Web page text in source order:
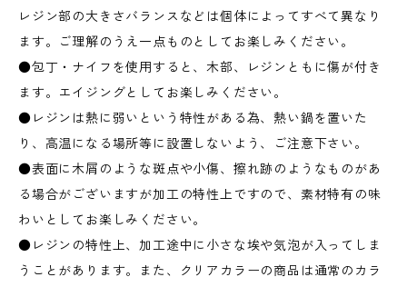
レジン部の大きさバランスなどは個体によってすべて異なり
ます。ご理解のうえ一点ものとしてお楽しみください。
●包丁・ナイフを使用すると、木部、レジンともに傷が付き
ます。エイジングとしてお楽しみください。
●レジンは熱に弱いという特性がある為、熱い鍋を置いた
り、高温になる場所等に設置しないよう、ご注意下さい。
●表面に木屑のような斑点や小傷、擦れ跡のようなものがあ
る場合がございますが加工の特性上ですので、素材特有の味
わいとしてお楽しみください。
●レジンの特性上、加工途中に小さな埃や気泡が入ってしま
うことがあります。また、クリアカラーの商品は通常のカラ